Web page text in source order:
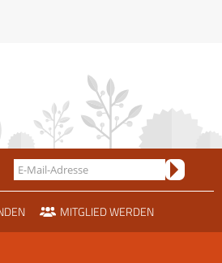
MITGLIED WERDEN